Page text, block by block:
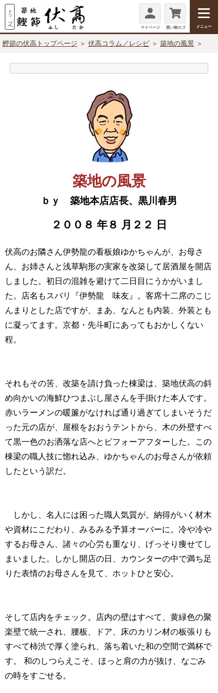
マイページ 買い物カゴ メニュー
鰹節の伏高トップページ ＞ 伏高コラム／レシピ ＞ 築地の風景 ＞
築地の風景
ｂｙ 築地本店店長、黒川春男
２００８ 年 ８ 月 ２２ 日
伏高のお隣さん伊勢龍の看板娘ゆかちゃんが、お母さ
ん、お姉さんと浅草駒形の実家を改築して居酒屋を開店
しました。初日の混雑を避けて二日目にうかがいまし
た。店名もスバリ『伊勢龍 味友』。客席十二席のこじ
んまりとした店ですが、まあ、なんとも内装、外装とも
に凝ってます。京都・先斗町にあってもおかしくない
程。
それもその筈、改築を請け負った棟梁は、築地伏高の斜
め向かいの海鮮ひつまぶし屋さんを手掛けた本人です。
赤いラーメンの暖簾がなければ通り過ぎてしまいそうだ
った元の店が、屋根をおおうテントから、木の外壁すべ
て黒一色のお洒落な店へとビフォーアフターした。この
棟梁の職人技に惚れ込み、ゆかちゃんのお母さんが依頼
したという訳だ。
しかし、名人には困った職人気質が。納得がいく材木
や資材にこだわり、みるみる予算オーバーに。冷や冷や
するお母さん、諸々の心労も重なり、げっそり痩せてし
まいました。しかし開店の日、カウンターの中で満ち足
りた表情のお母さんを見て、ホットひと安心。
そして店内をチェック。店内の壁はすべて、黄緑色の聚
楽壁で統一され、腰板、ドア、床のカリン材の板張りも
すべて柿渋で厚く塗られ、落ち着いた和の空間で満杯で
す。 和のしつらえこそ、ほっと肩の力が抜け、なごみ
の時をすごせる。